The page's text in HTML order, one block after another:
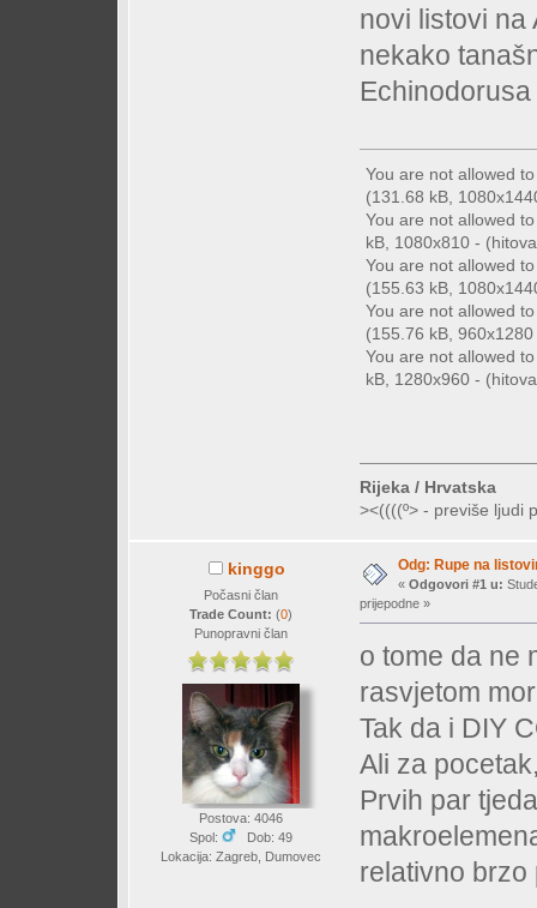
novi listovi na
nekako
You are not allowed
(131.68 kB,
You are not allowed
kB, 1080x810 -
You are not allowed
(155.63 kB,
You are not allowed
(155.76 kB,
You are not allowed
kB, 1280x960 -
Rijeka / Hrvatska
><((((º> - previše ljudi
kinggo
Počasni član
Trade Count: (0)
Punopravni član
Postova: 4046
Spol:
Dob: 49
Lokacija: Zagreb, Dumovec
Odg: Rupe na
« Odgovori #1 u:
prijepodne »
o tome da ne
rasvjetom
Tak da i DIY
Ali za
Prvih par
relativno brzo